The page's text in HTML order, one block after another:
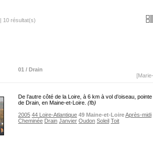
| 10 résultat(s)
01 / Drain
De l’autre côté de la Loire, à 6 km à vol d’oiseau,
de Drain, en Maine-et-Loire. (fb)
2005 44 Loire-Atlantique 49 Maine-et-LoireAprès-midi
Cheminée Drain Janvier Oudon Soleil Toit